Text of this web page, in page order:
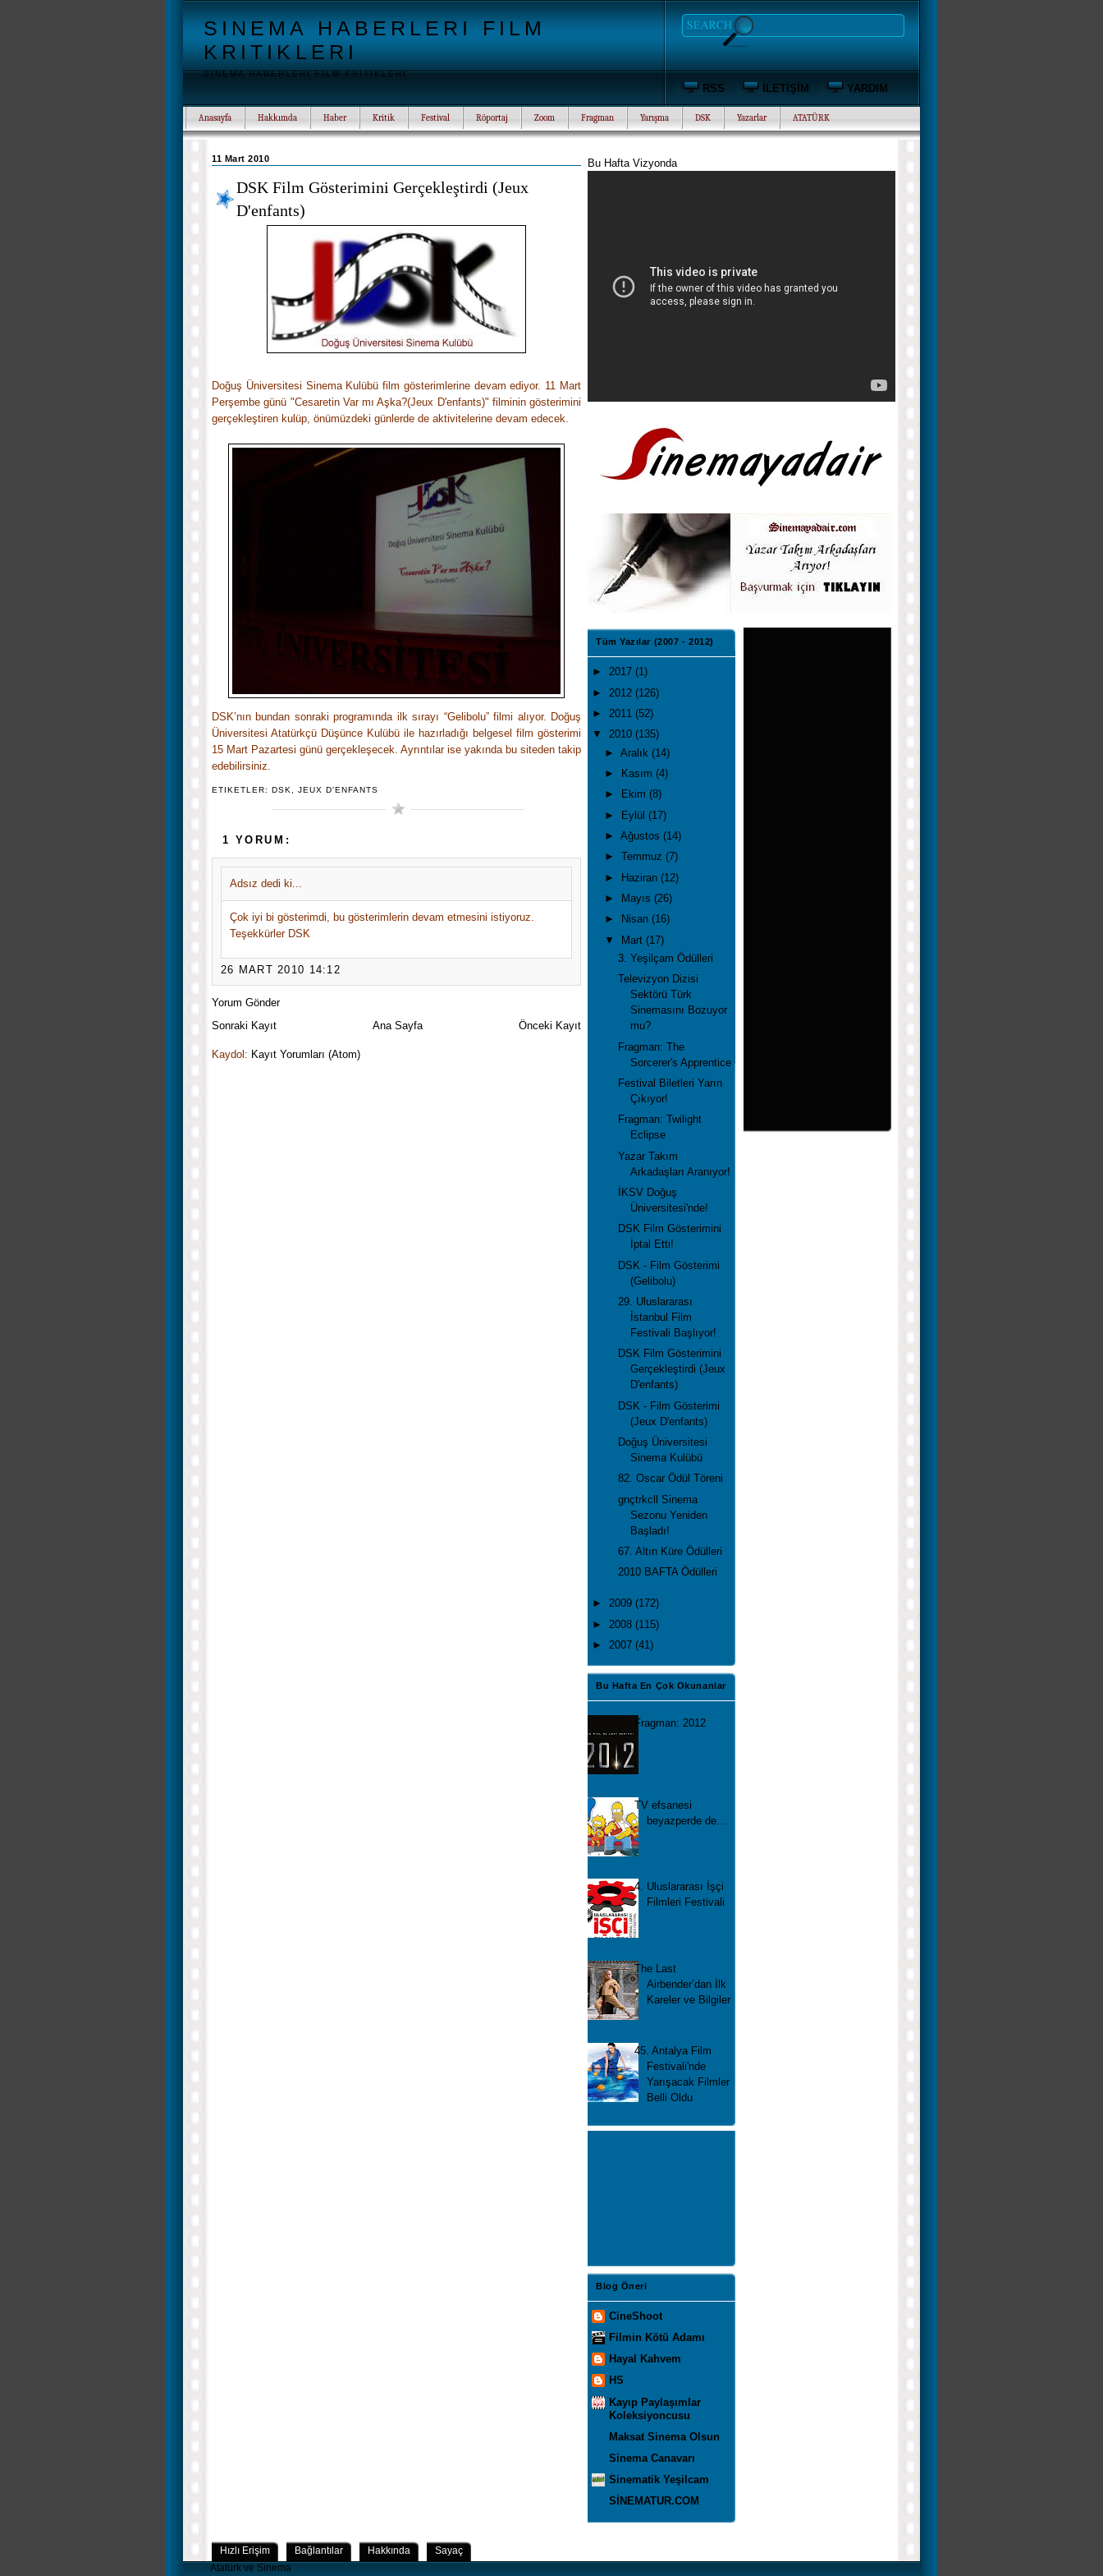
SINEMA HABERLERI FILM
KRITIKLERI
SINEMA HABERLERI FILM KRITIKLERI
RSS İLETİŞİM YARDIM
Anasayfa Hakkımda Haber Kritik Festival Röportaj Zoom Fragman Yarışma DSK Yazarlar ATATÜRK
11 Mart 2010
DSK Film Gösterimini Gerçekleştirdi (Jeux
D'enfants)
Doğuş Üniversitesi Sinema Kulübü film gösterimlerine devam ediyor. 11 Mart
Perşembe günü "Cesaretin Var mı Aşka?(Jeux D'enfants)" filminin gösterimini
gerçekleştiren kulüp, önümüzdeki günlerde de aktivitelerine devam edecek.
DSK’nın bundan sonraki programında ilk sırayı “Gelibolu” filmi alıyor. Doğuş
Üniversitesi Atatürkçü Düşünce Kulübü ile hazırladığı belgesel film gösterimi
15 Mart Pazartesi günü gerçekleşecek. Ayrıntılar ise yakında bu siteden takip
edebilirsiniz.
ETIKETLER: DSK, JEUX D'ENFANTS
1 YORUM:
Adsız dedi ki...
Çok iyi bi gösterimdi, bu gösterimlerin devam etmesini istiyoruz.
Teşekkürler DSK
26 MART 2010 14:12
Yorum Gönder
Sonraki Kayıt
Önceki Kayıt
Ana Sayfa
Kaydol: Kayıt Yorumları (Atom)
Bu Hafta Vizyonda
Tüm Yazılar (2007 - 2012)
► 2017 (1)
► 2012 (126)
► 2011 (52)
▼ 2010 (135)
►Aralık(14)
►
Kasım(4)
►
Ekim(8)
► Eylül(17)
►Ağustos(14)
►Temmuz(7)
► Haziran(12)
►
Mayıs(26)
►
Nisan(16)
▼ Mart(17)
3. Yeşilçam Ödülleri
Televizyon Dizisi
Sektörü Türk
Sinemasını Bozuyor
mu?
Fragman: The
Sorcerer's Apprentice
Festival Biletleri Yarın
Çıkıyor!
Fragman: Twilight
Eclipse
Yazar Takım
Arkadaşları Aranıyor!
İKSV Doğuş
Üniversitesi'nde!
DSK Film Gösterimini
İptal Etti!
DSK - Film Gösterimi
(Gelibolu)
29. Uluslararası
İstanbul Film
Festivali Başlıyor!
DSK Film Gösterimini
Gerçekleştirdi (Jeux
D'enfants)
DSK - Film Gösterimi
(Jeux D'enfants)
Doğuş Üniversitesi
Sinema Kulübü
82. Oscar Ödül Töreni
gnçtrkcll Sinema
Sezonu Yeniden
Başladı!
67. Altın Küre Ödülleri
2010 BAFTA Ödülleri
► 2009 (172)
► 2008 (115)
► 2007 (41)
Bu Hafta En Çok Okunanlar
Fragman: 2012
TV efsanesi
beyazperde de…
4. Uluslararası İşçi
Filmleri Festivali
The Last
Airbender’dan İlk
Kareler ve Bilgiler
45. Antalya Film
Festivali'nde
Yarışacak Filmler
Belli Oldu
Blog Öneri
CineShoot
Filmin Kötü Adamı
Hayal Kahvem
HS
Kayıp Paylaşımlar
Koleksiyoncusu
Maksat Sinema Olsun
Sinema Canavarı
Sinematik Yeşilcam
SİNEMATUR.COM
Hızlı Erişim Bağlantılar Hakkında
Sayaç
Atatürk ve Sinema